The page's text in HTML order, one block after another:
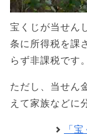
宝くじが当せん
条に所得税を課
らず非課税です。
ただし、当せん
えて家族などに
「